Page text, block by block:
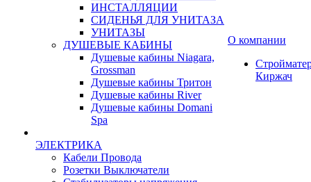
ИНСТАЛЛЯЦИИ
СИДЕНЬЯ ДЛЯ УНИТАЗА
УНИТАЗЫ
ДУШЕВЫЕ КАБИНЫ
Душевые кабины Niagara,
Grossman
Душевые кабины Тритон
Душевые кабины River
Душевые кабины Domani
Spa
ЭЛЕКТРИКА
Кабели Провода
Розетки Выключатели
О компании
Киржач